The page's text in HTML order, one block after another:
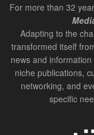
For more than 32
Adapting to the
transformed itself
news and
niche publications,
networking, and
specific